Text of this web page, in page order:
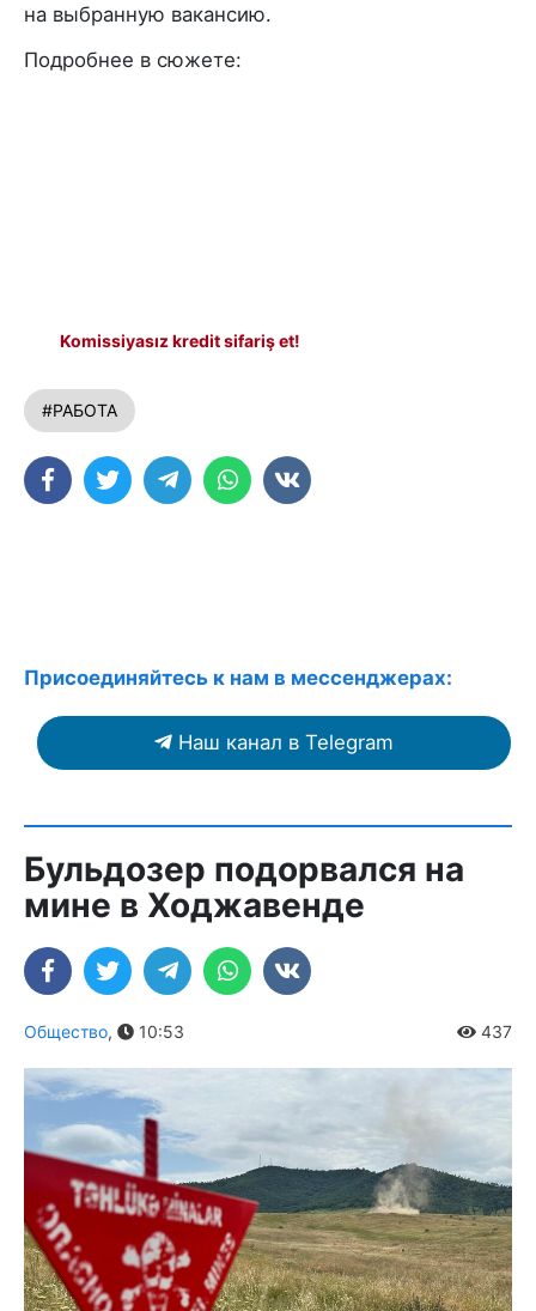
на выбранную вакансию.
Подробнее в сюжете:
Komissiyasız kredit sifariş et!
#РАБОТА
Присоединяйтесь к нам в мессенджерах:
Наш канал в Telegram
Бульдозер подорвался на
мине в Ходжавенде
Общество, 10:53 437